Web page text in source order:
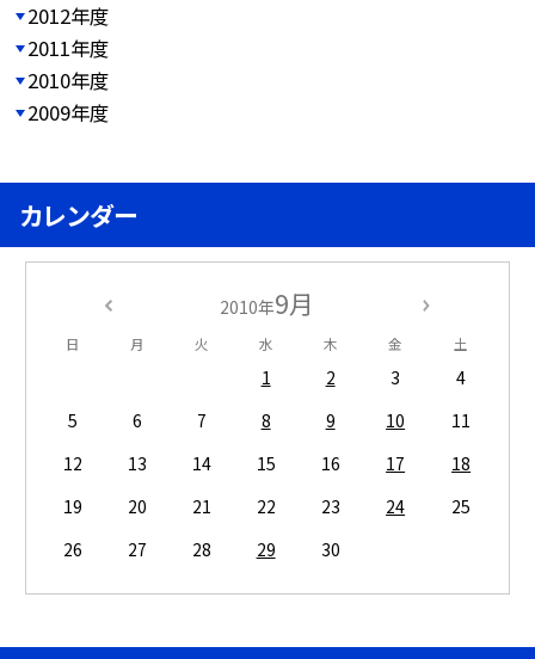
2012年度
2011年度
2010年度
2009年度
カレンダー
2010年9月
日 月 火 水 木 金 土
1 2 3
4
5
6 7 8 9 10
11
12
13 14 15 16 17
18
19
20 21 22 23 24
25
26
27 28 29 30